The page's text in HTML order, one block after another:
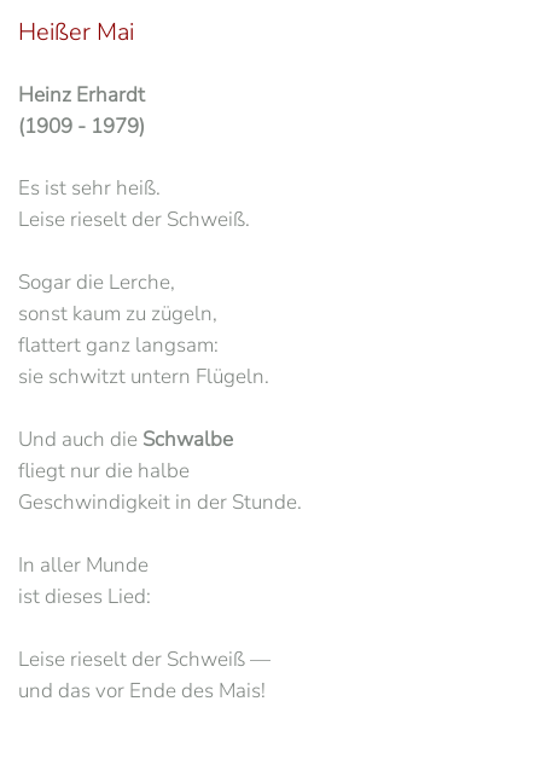
Heißer Mai
Heinz Erhardt
(1909 - 1979)
Es ist sehr heiß.
Leise rieselt der Schweiß.
Sogar die Lerche,
sonst kaum zu zügeln,
flattert ganz langsam:
sie schwitzt untern Flügeln.
Und auch die Schwalbe
fliegt nur die halbe
Geschwindigkeit in der Stunde.
In aller Munde
ist dieses Lied:
Leise rieselt der Schweiß —
und das vor Ende des Mais!